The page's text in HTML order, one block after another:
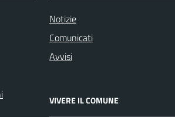
Notizie
Comunicati
Avvisi
VIVERE IL COMUNE